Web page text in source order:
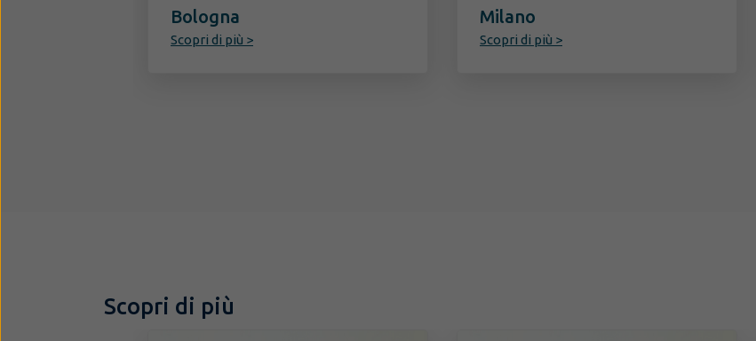
Bologna
Scopri di più >
Milano
Scopri di più >
Scopri di più